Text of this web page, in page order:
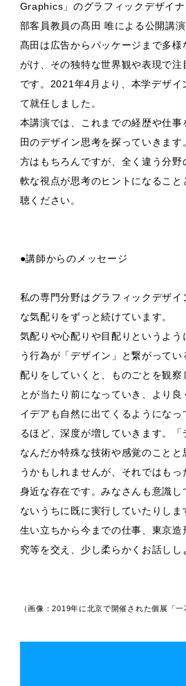
Graphics」のグラフィックデザイ
部客員教員の髙田 唯による公開講演
髙田は広告からパッケージまで多
がけ、その独特な世界観や表現で注
です。2021年4月より、本学デザイ
て就任しました。
本講演では、これまでの経歴や仕
田のデザイン思考を探っていきま
方はもちろんですが、全く違う分野
軟な視点が思考のヒントになること
聴ください。
●講師からのメッセージ
私の専門分野はグラフィックデザイ
な気配りをずっと続けています。
気配りや心配りや目配りというよ
う行為が「デザイン」と繋がって
配りをしていくと、ものごとを観察
とが当たり前になっていき、より
イデアも自然に出てくるようにな
るほど、深度が増していきます。「
なんだか特殊な技術や感覚のことと
うかもしれませんが、それではもっ
身近な存在です。みなさんも意識
ないうちに既に実行していたりし
生い立ちから今までの仕事、東京
究等を交え、少し柔らかくお話しし
（画像：2019年に北京で開催された個展「一